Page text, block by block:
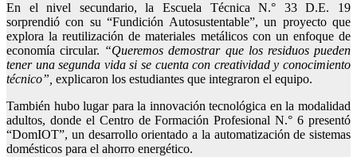
En el nivel secundario, la Escuela Técnica N.° 33 D.E. 19
sorprendió con su “Fundición Autosustentable”, un proyecto que
explora la reutilización de materiales metálicos con un enfoque de
economía circular. “Queremos demostrar que los residuos pueden
tener una segunda vida si se cuenta con creatividad y conocimiento
técnico”, explicaron los estudiantes que integraron el equipo.
También hubo lugar para la innovación tecnológica en la modalidad
adultos, donde el Centro de Formación Profesional N.° 6 presentó
“DomIOT”, un desarrollo orientado a la automatización de sistemas
domésticos para el ahorro energético.